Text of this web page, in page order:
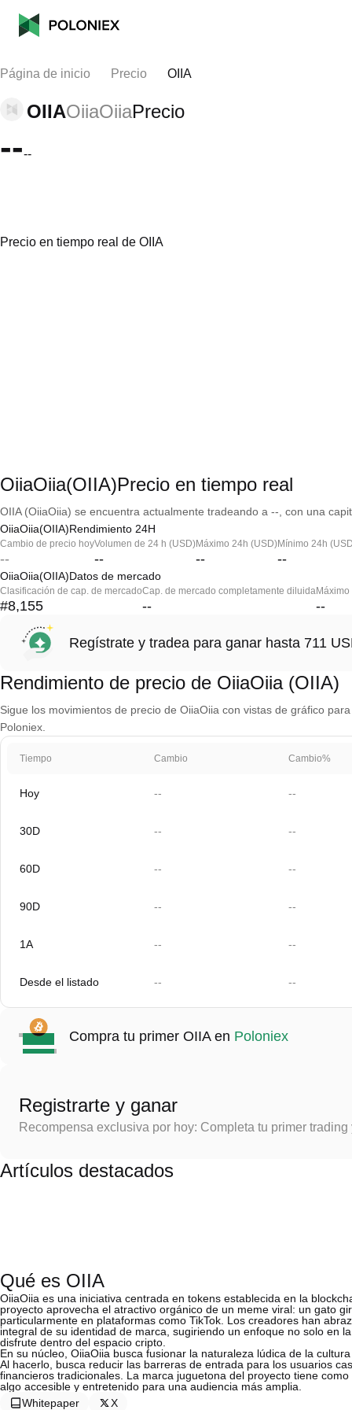
Página de inicio Precio OIIA
OIIAOiiaOiiaPrecio
----
Precio en tiempo real de OIIA
OiiaOiia(OIIA)Precio en tiempo real
OIIA (OiiaOiia) se encuentra actualmente tradeando a --, con una
OiiaOiia(OIIA)Rendimiento 24H
Cambio de precio hoy
--
Volumen de 24 h (USD)
--
Máximo 24h (USD)
--
Mínimo 24h
--
OiiaOiia(OIIA)Datos de mercado
Clasificación de cap. de mercado
#8,155
Cap. de mercado completamente diluida
-- --
Regístrate y tradea para ganar hasta 711
Rendimiento de precio de OiiaOiia (OIIA)
Sigue los movimientos de precio de OiiaOiia con vistas de gráfico
Poloniex.
Tiempo Cambio Cambio%
Hoy -- --
30D -- --
60D -- --
90D -- --
1A -- --
Desde el listado -- --
Compra tu primer OIIA en Poloniex
Registrarte y ganar
Recompensa exclusiva por hoy: Completa tu primer
Artículos destacados
Qué es OIIA
OiiaOiia es una iniciativa centrada en tokens establecida en la
proyecto aprovecha el atractivo orgánico de un meme viral: un gato
particularmente en plataformas como TikTok. Los creadores han
integral de su identidad de marca, sugiriendo un enfoque no solo en
disfrute dentro del espacio cripto.
En su núcleo, OiiaOiia busca fusionar la naturaleza lúdica de la
Al hacerlo, busca reducir las barreras de entrada para los usuarios
financieros tradicionales. La marca juguetona del proyecto tiene
algo accesible y entretenido para una audiencia más amplia.
Whitepaper
X